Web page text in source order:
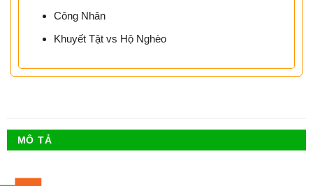
Công Nhân
Khuyết Tật vs Hộ Nghèo
MÔ TẢ